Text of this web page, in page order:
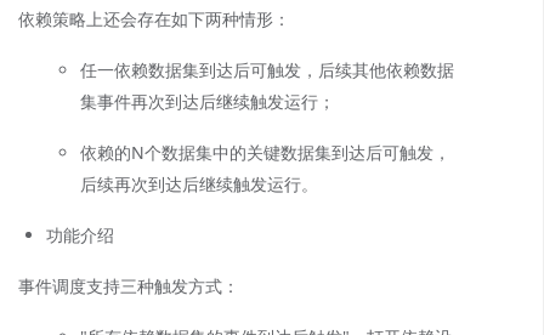
依赖策略上还会存在如下两种情形：
任一依赖数据集到达后可触发，后续其他依赖数据
集事件再次到达后继续触发运行；
依赖的N个数据集中的关键数据集到达后可触发，
后续再次到达后继续触发运行。
功能介绍
事件调度支持三种触发方式：